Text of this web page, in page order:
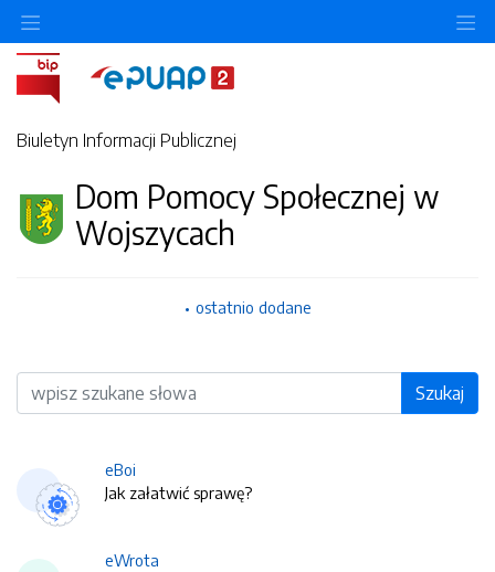
Biuletyn Informacji Publicznej
Dom Pomocy Społecznej w
Wojszycach
ostatnio dodane
Wyszukiwarka Szukaj
eBoi
Jak załatwić sprawę?
eWrota